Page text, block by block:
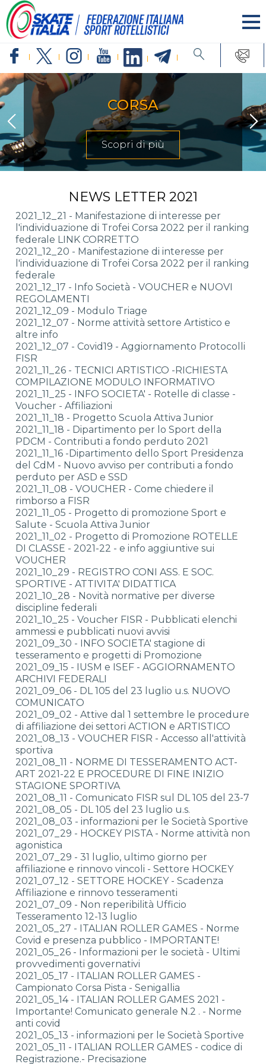
INLINE FREESTYLE
Scopri di più
NEWS LETTER 2021
2021_12_21 - Manifestazione di interesse per
l'individuazione di Trofei Corsa 2022 per il ranking
federale LINK CORRETTO
2021_12_20 - Manifestazione di interesse per
l'individuazione di Trofei Corsa 2022 per il ranking
federale
2021_12_17 - Info Società - VOUCHER e NUOVI
REGOLAMENTI
2021_12_09 - Modulo Triage
2021_12_07 - Norme attività settore Artistico e
altre info
2021_12_07 - Covid19 - Aggiornamento Protocolli
FISR
2021_11_26 - TECNICI ARTISTICO -RICHIESTA
COMPILAZIONE MODULO INFORMATIVO
2021_11_25 - INFO SOCIETA' - Rotelle di classe -
Voucher - Affiliazioni
2021_11_18 - Progetto Scuola Attiva Junior
2021_11_18 - Dipartimento per lo Sport della
PDCM - Contributi a fondo perduto 2021
2021_11_16 -Dipartimento dello Sport Presidenza
del CdM - Nuovo avviso per contributi a fondo
perduto per ASD e SSD
2021_11_08 - VOUCHER - Come chiedere il
rimborso a FISR
2021_11_05 - Progetto di promozione Sport e
Salute - Scuola Attiva Junior
2021_11_02 - Progetto di Promozione ROTELLE
DI CLASSE - 2021-22 - e info aggiuntive sui
VOUCHER
2021_10_29 - REGISTRO CONI ASS. E SOC.
SPORTIVE - ATTIVITA' DIDATTICA
2021_10_28 - Novità normative per diverse
discipline federali
2021_10_25 - Voucher FISR - Pubblicati elenchi
ammessi e pubblicati nuovi avvisi
2021_09_30 - INFO SOCIETA' stagione di
tesseramento e progetti di Promozione
2021_09_15 - IUSM e ISEF - AGGIORNAMENTO
ARCHIVI FEDERALI
2021_09_06 - DL 105 del 23 luglio u.s. NUOVO
COMUNICATO
2021_09_02 - Attive dal 1 settembre le procedure
di affiliazione dei settori ACTION e ARTISTICO
2021_08_13 - VOUCHER FISR - Accesso all'attività
sportiva
2021_08_11 - NORME DI TESSERAMENTO ACT-
ART 2021-22 E PROCEDURE DI FINE INIZIO
STAGIONE SPORTIVA
2021_08_11 - Comunicato FISR sul DL 105 del 23-7
2021_08_05 - DL 105 del 23 luglio u.s.
2021_08_03 - informazioni per le Società Sportive
2021_07_29 - HOCKEY PISTA - Norme attività non
agonistica
2021_07_29 - 31 luglio, ultimo giorno per
affiliazione e rinnovo vincoli - Settore HOCKEY
2021_07_12 - SETTORE HOCKEY - Scadenza
Affiliazione e rinnovo tesseramenti
2021_07_09 - Non reperibilità Ufficio
Tesseramento 12-13 luglio
2021_05_27 - ITALIAN ROLLER GAMES - Norme
Covid e presenza pubblico - IMPORTANTE!
2021_05_26 - Informazioni per le società - Ultimi
provvedimenti governativi
2021_05_17 - ITALIAN ROLLER GAMES -
Campionato Corsa Pista - Senigallia
2021_05_14 - ITALIAN ROLLER GAMES 2021 -
Importante! Comunicato generale N.2 . - Norme
anti covid
2021_05_13 - informazioni per le Società Sportive
2021_05_11 - ITALIAN ROLLER GAMES - codice di
Registrazione.- Precisazione